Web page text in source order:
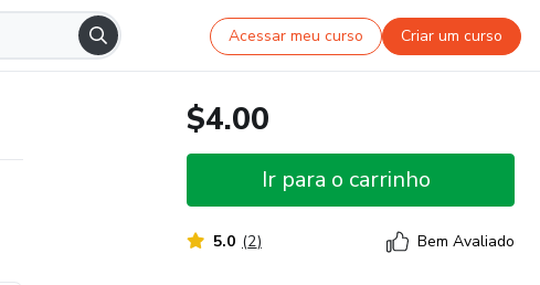
Acessar meu curso Criar um curso
$4.00
Ir para o carrinho
5.0 (2) Bem Avaliado